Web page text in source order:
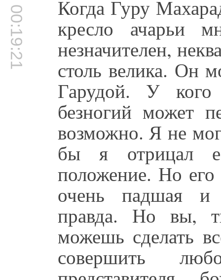
00:19:21 Когда Гуру
кресло ачарьи
незначителен,
столь велика. Он
Гарудой. У
безногий может
возможно. Я не
бы я отрицал
положение. Но
очень падшая и
правда. Но вы,
можешь сделать
совершить